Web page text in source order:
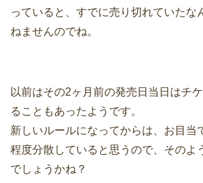
っていると、すでに売り切れていたな
ねませんのでね。
以前はその2ヶ月前の発売日当日はチ
ることもあったようです。
新しいルールになってからは、お目当
程度分散していると思うので、そのよ
でしょうかね？